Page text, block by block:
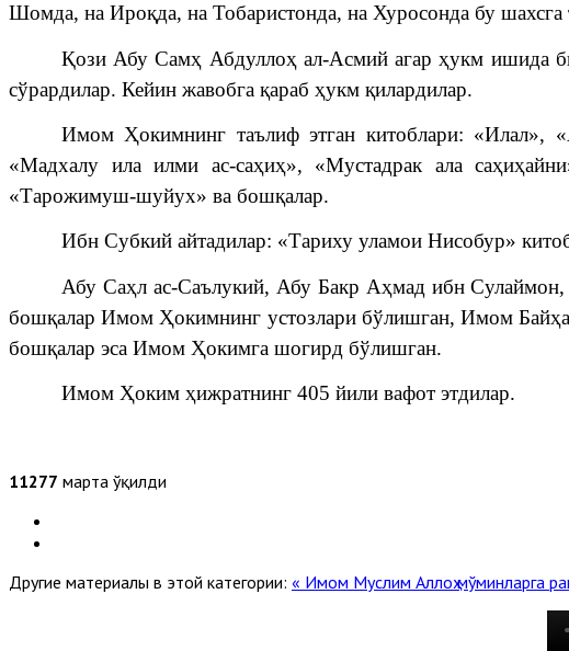
Шомда, на Ироқда, на Тобаристонда, на Хуросонда бу шахсга
Қози Абу Самҳ Абдуллоҳ ал-Асмий агар ҳукм ишида
сўрардилар. Кейин жавобга қараб ҳукм қилардилар.
Имом Ҳокимнинг таълиф этган китоблари: «Илал»,
«Мадхалу ила илми ас-саҳиҳ», «Мустадрак ала
«Тарожимуш-шуйух» ва бошқалар.
Ибн Субкий айтадилар: «Тариху уламои Нисобур»
Абу Саҳл ас-Саълукий, Абу Бакр Аҳмад ибн
бошқалар Имом Ҳокимнинг устозлари бўлишган, Имом
бошқалар эса Имом Ҳокимга шогирд бўлишган.
Имом Ҳоким ҳижратнинг 405 йили вафот этдилар.
11277 марта ўқилди
Другие материалы в этой категории: « Имом Муслим Аллоҳ мўминларга